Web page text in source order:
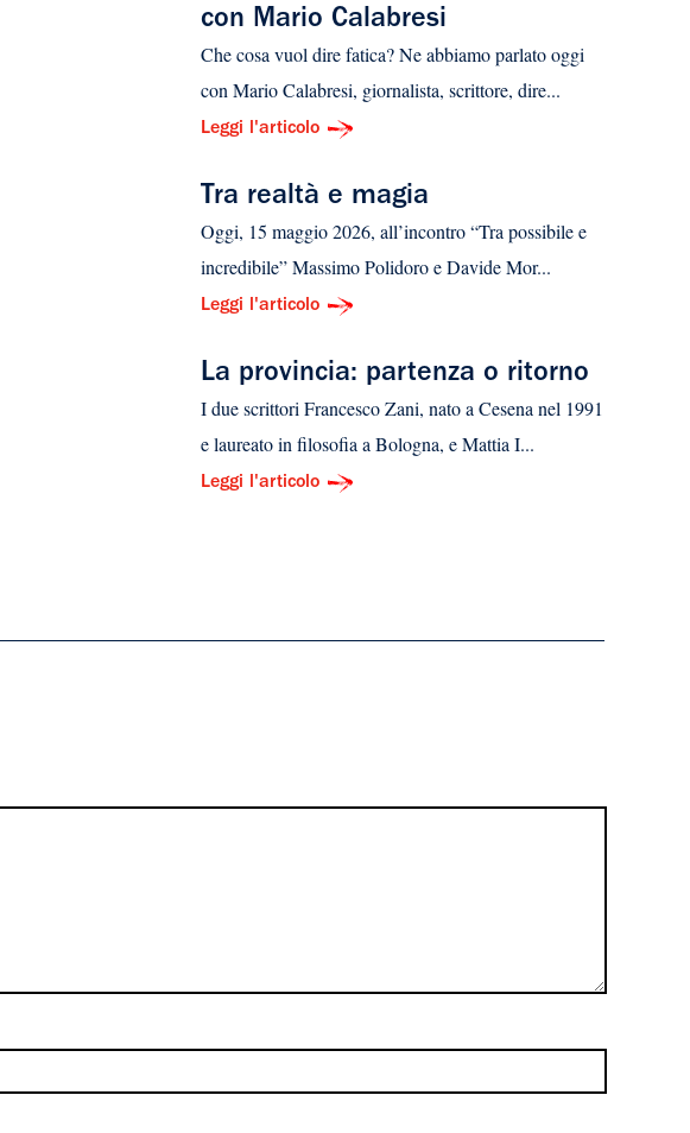
con Mario Calabresi
Che cosa vuol dire fatica? Ne abbiamo parlato oggi
con Mario Calabresi, giornalista, scrittore, dire...
Leggi l'articolo
Tra realtà e magia
Oggi, 15 maggio 2026, all’incontro “Tra possibile e
incredibile” Massimo Polidoro e Davide Mor...
Leggi l'articolo
La provincia: partenza o ritorno
I due scrittori Francesco Zani, nato a Cesena nel 1991
e laureato in filosofia a Bologna, e Mattia I...
Leggi l'articolo